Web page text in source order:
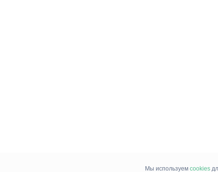
Мы используем cookies